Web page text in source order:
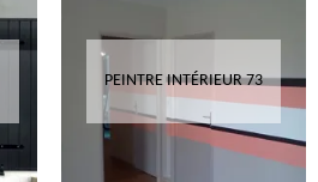
PEINTRE INTÉRIEUR 73